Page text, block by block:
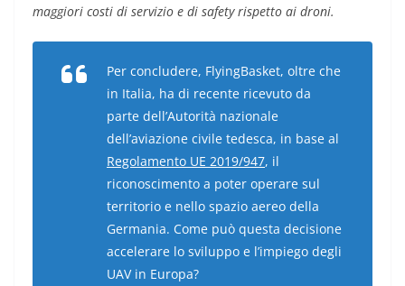
maggiori costi di servizio e di safety rispetto ai droni.
Per concludere, FlyingBasket, oltre che
in Italia, ha di recente ricevuto da
parte dell’Autorità nazionale
dell’aviazione civile tedesca, in base al
Regolamento UE 2019/947, il
riconoscimento a poter operare sul
territorio e nello spazio aereo della
Germania. Come può questa decisione
accelerare lo sviluppo e l’impiego degli
UAV in Europa?